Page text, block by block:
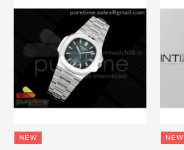
NEW NEW